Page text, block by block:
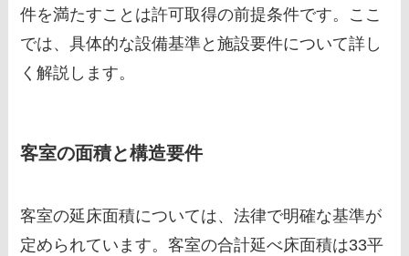
件を満たすことは許可取得の前提条件です。ここ
では、具体的な設備基準と施設要件について詳し
く解説します。
客室の面積と構造要件
客室の延床面積については、法律で明確な基準が
定められています。客室の合計延べ床面積は33平